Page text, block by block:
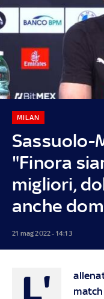
Sassuolo-
"Finora
migliori,
anche
MILAN
21 mag 2022 - 14:13
L'